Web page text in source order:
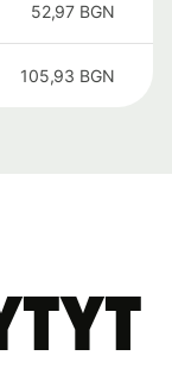
52,97 BGN
105,93 BGN